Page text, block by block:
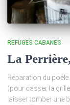
REFUGES CABANES
La
Réparation du
(pour casser la grille
laisser tomber une